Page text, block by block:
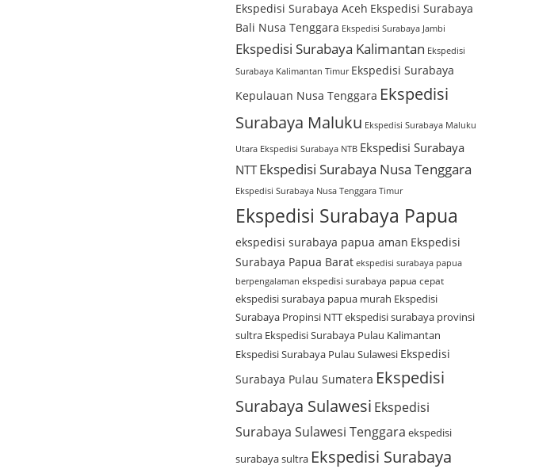
Ekspedisi Surabaya Aceh Ekspedisi Surabaya
Bali Nusa Tenggara Ekspedisi Surabaya Jambi
Ekspedisi Surabaya Kalimantan Ekspedisi
Surabaya Kalimantan Timur Ekspedisi Surabaya
Kepulauan Nusa Tenggara Ekspedisi
Surabaya Maluku Ekspedisi Surabaya Maluku
Utara Ekspedisi Surabaya NTB Ekspedisi Surabaya
NTT Ekspedisi Surabaya Nusa Tenggara
Ekspedisi Surabaya Nusa Tenggara Timur
Ekspedisi Surabaya Papua
ekspedisi surabaya papua aman Ekspedisi
Surabaya Papua Barat ekspedisi surabaya papua
berpengalaman ekspedisi surabaya papua cepat
ekspedisi surabaya papua murah Ekspedisi
Surabaya Propinsi NTTekspedisi surabaya provinsi
sultra Ekspedisi Surabaya Pulau Kalimantan
Ekspedisi Surabaya Pulau Sulawesi Ekspedisi
Surabaya Pulau Sumatera Ekspedisi
Surabaya Sulawesi Ekspedisi
Surabaya Sulawesi Tenggara ekspedisi
surabaya sultra Ekspedisi Surabaya